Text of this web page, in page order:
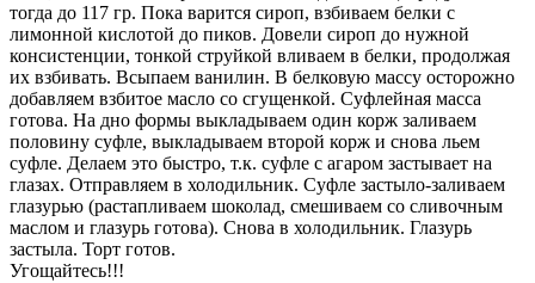
тогда до 117 гр. Пока варится сироп, взбиваем белки с
лимонной кислотой до пиков. Довели сироп до нужной
консистенции, тонкой струйкой вливаем в белки, продолжая
их взбивать. Всыпаем ванилин. В белковую массу осторожно
добавляем взбитое масло со сгущенкой. Суфлейная масса
готова. На дно формы выкладываем один корж заливаем
половину суфле, выкладываем второй корж и снова льем
суфле. Делаем это быстро, т.к. суфле с агаром застывает на
глазах. Отправляем в холодильник. Суфле застыло-заливаем
глазурью (растапливаем шоколад, смешиваем со сливочным
маслом и глазурь готова). Снова в холодильник. Глазурь
застыла. Торт готов.
Угощайтесь!!!